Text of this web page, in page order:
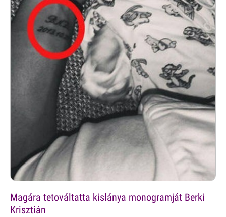
Magára tetováltatta kislánya monogramját Berki
Krisztián